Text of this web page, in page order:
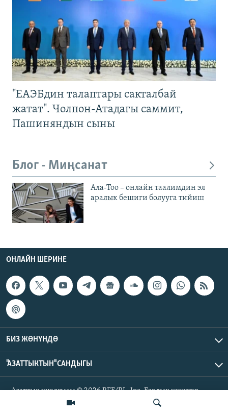
"ЕАЭБдин талаптары сакталбай
жатат". Чолпон-Атадагы саммит,
Пашиняндын сыны
Блог - Миңсанат
Ала-Тоо – онлайн таалимдин эл
аралык бешиги болууга тийиш
ОНЛАЙН ШЕРИНЕ
БИЗ ЖӨНҮНДӨ
"АЗАТТЫКТЫН" САНДЫГЫ
Азаттык үналгысы © 2026 RFE/RL, Inc. Бардык укуктар